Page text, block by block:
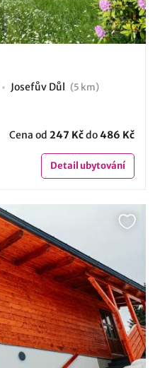
Josefův Důl (5 km)
Cena od 247 Kčdo486 Kč
Detailubytování